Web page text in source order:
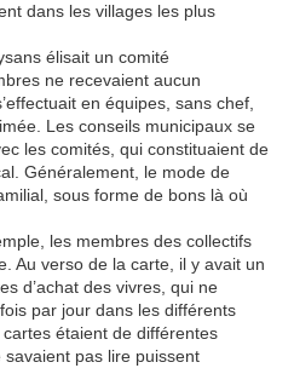
dans les villages les plus
élisait un comité
ne recevaient aucun
en équipes, sans chef,
Les conseils municipaux se
les comités, qui constituaient de
Généralement, le mode de
sous forme de bons là où
les membres des collectifs
Au verso de la carte, il y avait un
d’achat des vivres, qui ne
par jour dans les différents
étaient de différentes
pas lire puissent